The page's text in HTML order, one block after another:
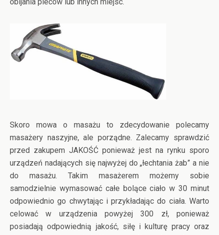
Skoro mowa o masażu to zdecydowanie polecamy
masażery naszyjne, ale porządne. Zalecamy sprawdzić
przed zakupem JAKOŚĆ ponieważ jest na rynku sporo
urządzeń nadających się najwyżej do „łechtania żab” a nie
do masażu. Takim masażerem możemy sobie
samodzielnie wymasować całe bolące ciało w 30 minut
odpowiednio go chwytając i przykładając do ciała. Warto
celować w urządzenia powyżej 300 zł, ponieważ
posiadają odpowiednią jakość, siłę i kulturę pracy oraz